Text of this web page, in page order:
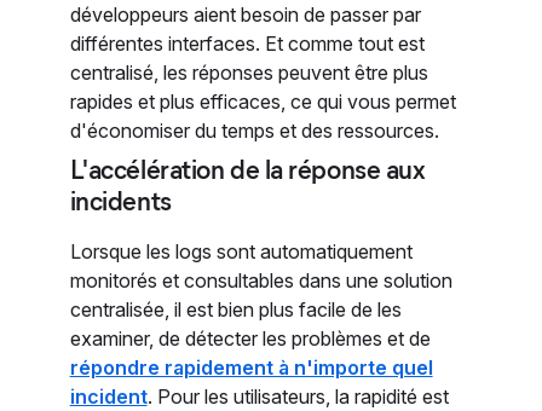
développeurs aient besoin de passer par
différentes interfaces. Et comme tout est
centralisé, les réponses peuvent être plus
rapides et plus efficaces, ce qui vous permet
d'économiser du temps et des ressources.
L'accélération de la réponse aux
incidents
Lorsque les logs sont automatiquement
monitorés et consultables dans une solution
centralisée, il est bien plus facile de les
examiner, de détecter les problèmes et de
répondre rapidement à n'importe quel
incident. Pour les utilisateurs, la rapidité est